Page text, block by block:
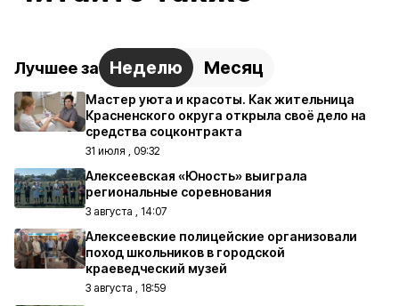
Лучшее за Неделю Месяц
Мастер уюта и красоты. Как жительница
Красненского округа открыла своё дело на
средства соцконтракта
31 июля , 09:32
Алексеевская «Юность» выиграла
региональные соревнования
3 августа , 14:07
Алексеевские полицейские организовали
поход школьников в городской
краеведческий музей
3 августа , 18:59